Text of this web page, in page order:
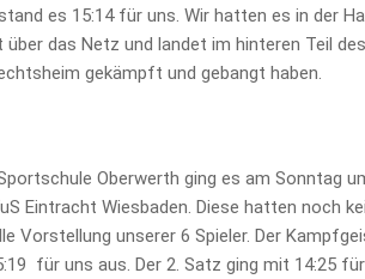
es 15:14 für uns. Wir hatten es in der
das Netz und landet im hinteren Teil
gekämpft und gebangt haben.
Oberwerth ging es am Sonntag
Eintracht Wiesbaden. Diese hatten noch
Vorstellung unserer 6 Spieler. Der
für uns aus. Der 2. Satz ging mit 14:25